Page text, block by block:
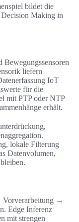
bildet die
Making in
liefern
IoT
für die
mit PTP oder NTP
erhält.
lokale Filterung
Datenvolumen,
Vorverarbeitung →
Edge Inferenz
mit strengen